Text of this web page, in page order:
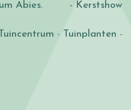
Abies.
- Kerstshow
- Tuinplanten -